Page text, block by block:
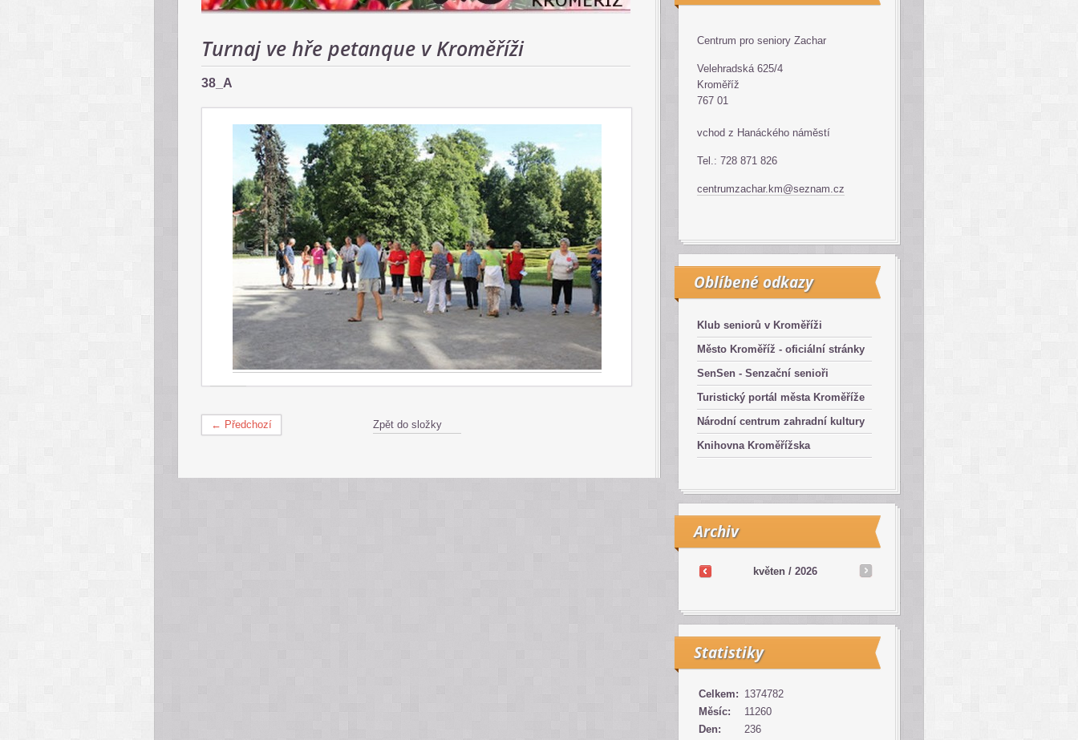
Turnaj ve hře petanque v Kroměříži
38_A
← Předchozí Zpět do složky
Centrum pro seniory Zachar
Velehradská 625/4
Kroměříž
767 01
vchod z Hanáckého náměstí
Tel.: 728 871 826
centrumzachar.km@seznam.cz
Oblíbené odkazy
Klub seniorů v Kroměříži
Město Kroměříž - oficiální stránky
SenSen - Senzační senioři
Turistický portál města Kroměříže
Národní centrum zahradní kultury
Knihovna Kroměřížska
Archiv
květen / 2026
Statistiky
Celkem: 1374782
Měsíc:
11260
Den:
236